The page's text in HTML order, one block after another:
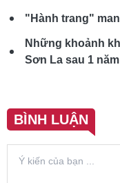
"Hành trang"
Những khoảnh
Sơn La sau 1
BÌNH LUẬN